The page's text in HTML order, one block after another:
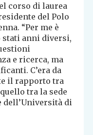
corso di laurea
del Polo
“Per me è
stati anni diversi,
e ricerca, ma
C’era da
il rapporto tra
tra la sede
dell’Università di